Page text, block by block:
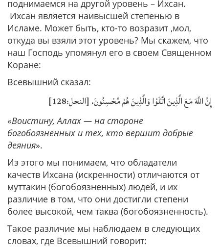
поднимаемся на другой уровень – Ихсан.
Ихсан является наивысшей степенью в
Исламе. Может быть, кто-то возразит ,мол,
откуда вы взяли этот уровень? Мы скажем, что
наш Господь упомянул его в своем Священном
Коране:
Всевышний сказал:
إِنَّ اللَّهَ مَعَ الَّذِينَ اتَّقَوْا وَالَّذِينَ هُمْ مُحْسِنُونَ. [النحل:128]
«Воистину, Аллах — на стороне
богобоязненных и тех, кто вершит добрые
деяния».
Из этого мы понимаем, что обладатели
качеств Ихсана (искренности) отличаются от
муттакин (богобоязненных) людей, и их
различие в том, что они достигли степени
более высокой, чем таква (богобоязненность).
Такое различие мы наблюдаем в следующих
словах, где Всевышний говорит: